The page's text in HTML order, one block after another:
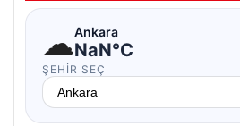
☁Ankara
NaN°C
ŞEHIR SEÇ